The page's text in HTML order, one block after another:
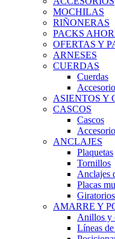
MOCHILAS
RIÑONERAS
PACKS
OFERTAS Y
ARNESES
CUERDAS
Cuerdas
ASIENTOS Y
CASCOS
Cascos
ANCLAJES
Plaquetas
Tornillos
Anclajes
Placas
Giratorios
AMARRE Y
Anillos y
Líneas